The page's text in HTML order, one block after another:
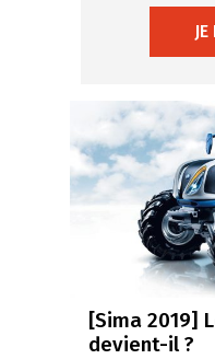
[Sima 2019]
devient-il ?